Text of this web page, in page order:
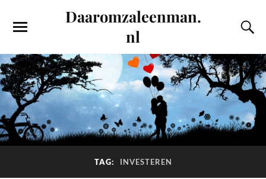
Daaromzaleenman.
nl
TAG: INVESTEREN